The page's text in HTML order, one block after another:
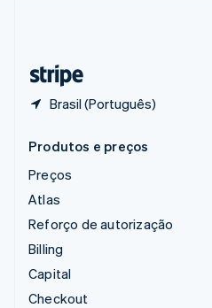
Brasil (Português)
Produtos e preços
Preços
Atlas
Reforço de autorização
Billing
Capital
Checkout